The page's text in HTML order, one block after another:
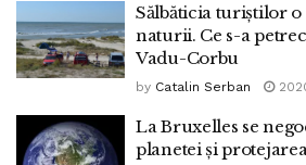
Sălbăticia turiștilor o
naturii. Ce s-a
Vadu-Corbu
by Catalin Serban
La Bruxelles se
planetei și